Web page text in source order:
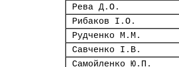
Рева Д.О.
Рибаков І.О.
Рудченко М.М.
Савченко І.В.
Самойленко Ю.П.